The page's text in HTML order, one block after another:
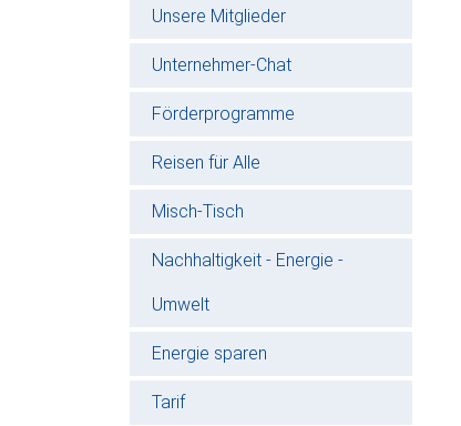
Unsere Mitglieder
Unternehmer-Chat
Förderprogramme
Reisen für Alle
Misch-Tisch
Nachhaltigkeit - Energie -
Umwelt
Energie sparen
Tarif